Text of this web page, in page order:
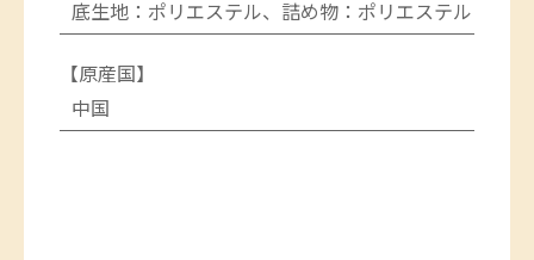
底生地：ポリエステル、詰め物：ポリエステル
【原産国】
中国